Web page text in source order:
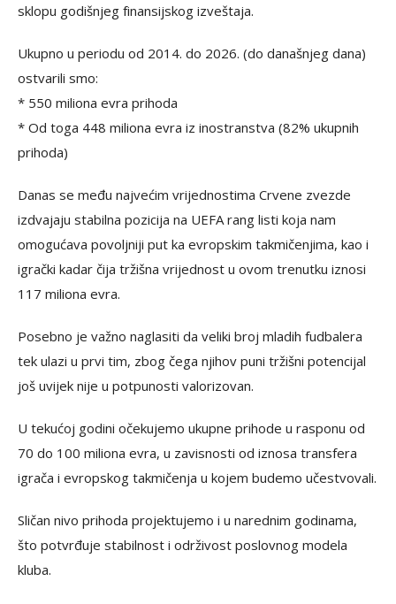
sklopu godišnjeg finansijskog izveštaja.
Ukupno u periodu od 2014. do 2026. (do današnjeg dana)
ostvarili smo:
* 550 miliona evra prihoda
* Od toga 448 miliona evra iz inostranstva (82% ukupnih
prihoda)
Danas se među najvećim vrijednostima Crvene zvezde
izdvajaju stabilna pozicija na UEFA rang listi koja nam
omogućava povoljniji put ka evropskim takmičenjima, kao i
igrački kadar čija tržišna vrijednost u ovom trenutku iznosi
117 miliona evra.
Posebno je važno naglasiti da veliki broj mladih fudbalera
tek ulazi u prvi tim, zbog čega njihov puni tržišni potencijal
još uvijek nije u potpunosti valorizovan.
U tekućoj godini očekujemo ukupne prihode u rasponu od
70 do 100 miliona evra, u zavisnosti od iznosa transfera
igrača i evropskog takmičenja u kojem budemo učestvovali.
Sličan nivo prihoda projektujemo i u narednim godinama,
što potvrđuje stabilnost i održivost poslovnog modela
kluba.